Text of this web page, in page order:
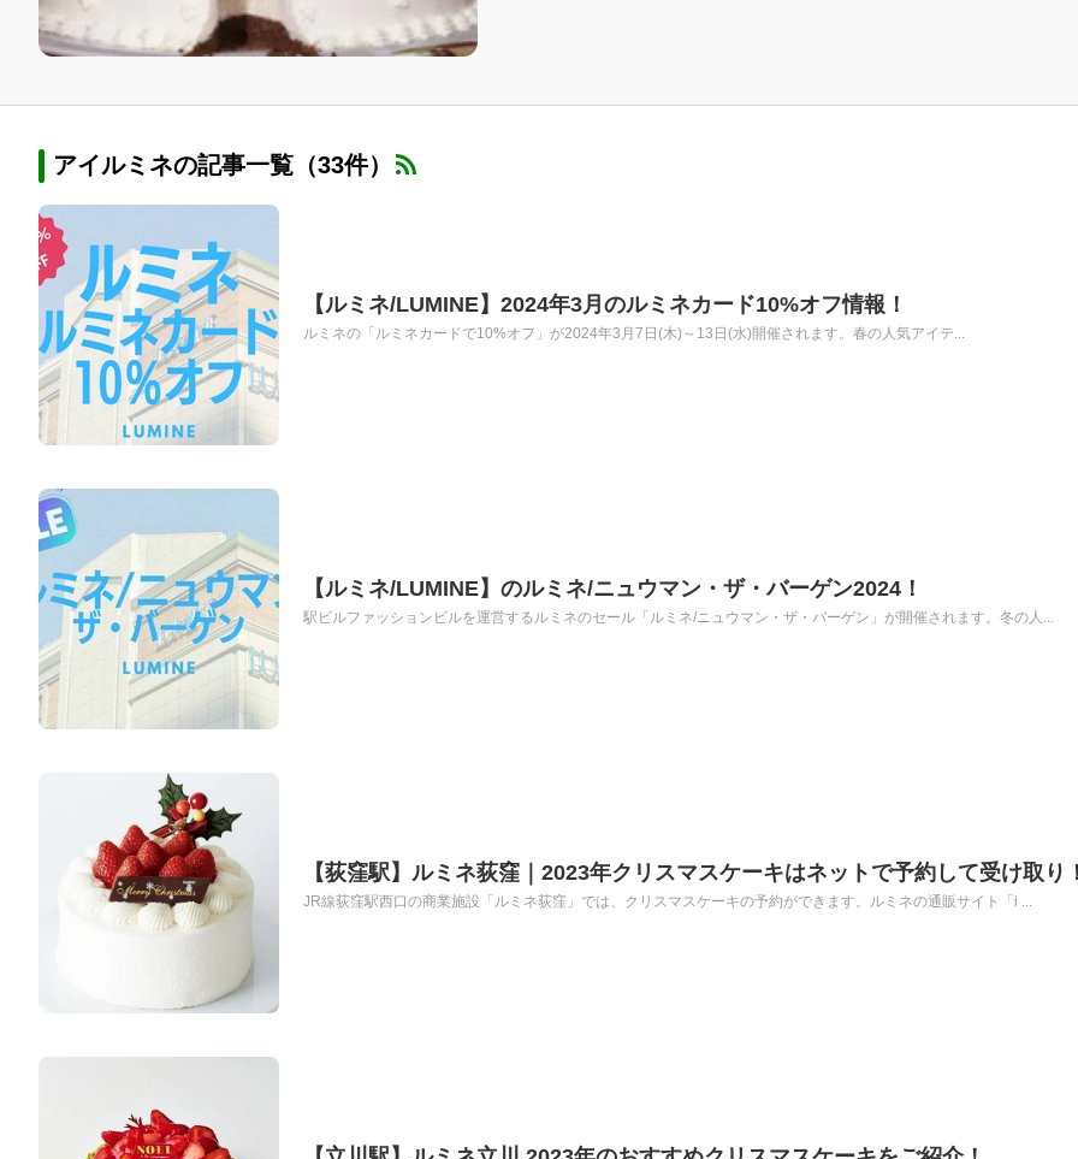
アイルミネの記事一覧（33件）
【ルミネ/LUMINE】2024年3月のルミネカード10%オフ情報！
ルミネの「ルミネカードで10%オフ」が2024年3月7日(木)～13日(水)開催されます。春の人気アイテ...
【ルミネ/LUMINE】のルミネ/ニュウマン・ザ・バーゲン2024！
駅ビルファッションビルを運営するルミネのセール「ルミネ/ニュウマン・ザ・バーゲン」が開催されます。冬の人...
【荻窪駅】ルミネ荻窪｜2023年クリスマスケーキはネットで予約して受け取り
JR線荻窪駅西口の商業施設「ルミネ荻窪」では、クリスマスケーキの予約ができます。ルミネの通販サイト「i ...